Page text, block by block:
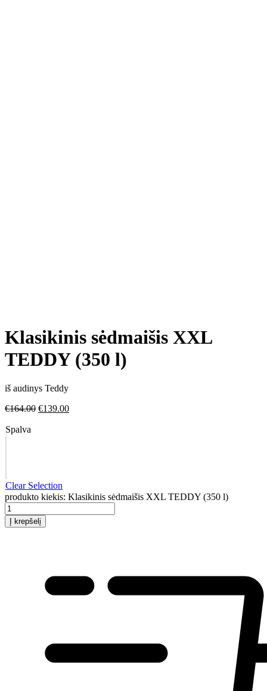
Klasikinis sėdmaišis XXL
TEDDY (350 l)
iš audinys Teddy
€164.00 €139.00
Spalva
Clear Selection
produkto kiekis: Klasikinis sėdmaišis XXL TEDDY (350 l)
Į krepšelį